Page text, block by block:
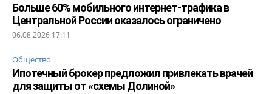
Больше 60% мобильного интернет-трафика в
Центральной России оказалось ограничено
06.08.2026 17:11
Общество
Ипотечный брокер предложил привлекать врачей
для защиты от «схемы Долиной»